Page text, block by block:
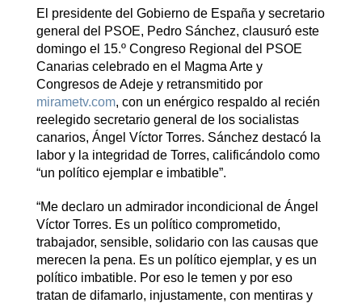
El presidente del Gobierno de España y secretario
general del PSOE, Pedro Sánchez, clausuró este
domingo el 15.º Congreso Regional del PSOE
Canarias celebrado en el Magma Arte y
Congresos de Adeje y retransmitido por
mirametv.com, con un enérgico respaldo al recién
reelegido secretario general de los socialistas
canarios, Ángel Víctor Torres. Sánchez destacó la
labor y la integridad de Torres, calificándolo como
“un político ejemplar e imbatible”.
“Me declaro un admirador incondicional de Ángel
Víctor Torres. Es un político comprometido,
trabajador, sensible, solidario con las causas que
merecen la pena. Es un político ejemplar, y es un
político imbatible. Por eso le temen y por eso
tratan de difamarlo, injustamente, con mentiras y